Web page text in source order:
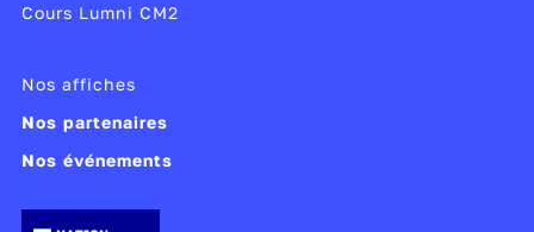
Cours Lumni CM2
Nos affiches
Nos partenaires
Nos événements